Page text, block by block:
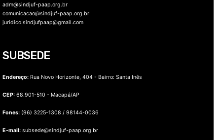
adm@sindjuf-paap.org.br
comunicacao@sindjuf-paap.org.br
juridico.sindjufpaap@gmail.com
SUBSEDE
Endereço: Rua Novo Horizonte, 404 - Bairro: Santa Inês
CEP: 68.901-510 - Macapá/AP
Fones: (96) 3225-1308 / 98144-0036
E-mail: subsede@sindjuf-paap.org.br